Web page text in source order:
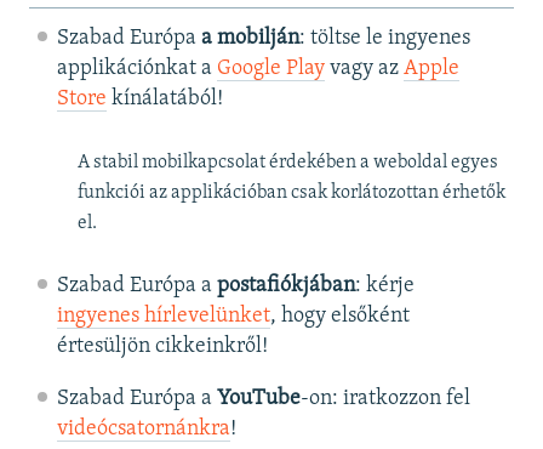
Szabad Európa a mobilján: töltse le ingyenes
applikációnkat a Google Playvagy az Apple
Store kínálatából!
A stabil mobilkapcsolat érdekében a weboldal egyes
funkciói az applikációban csak korlátozottan érhetők
el.
Szabad Európa a postafiókjában: kérje
ingyenes hírlevelünket, hogy elsőként
értesüljön cikkeinkről!
Szabad Európa a YouTube-on: iratkozzon fel
videócsatornánkra!